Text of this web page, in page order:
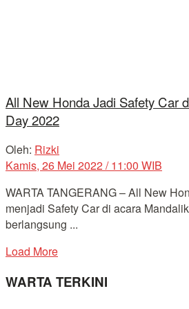
All New Honda Jadi Safety Car
Day 2022
Oleh: Rizki
Kamis, 26 Mei 2022 / 11:00 WIB
WARTA TANGERANG – All New
menjadi Safety Car di acara
berlangsung ...
Load More
WARTA TERKINI